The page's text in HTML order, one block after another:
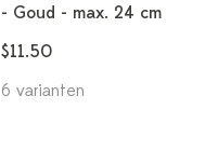
- Goud - max. 24 cm
$11.50
6 varianten